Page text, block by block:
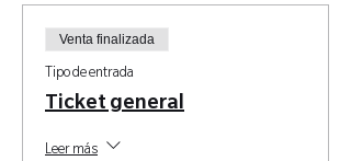
Venta finalizada
Tipo de entrada
Ticket general
Leer más